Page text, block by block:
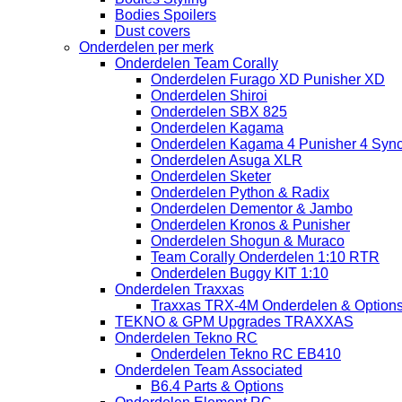
Bodies Spoilers
Dust covers
Onderdelen per merk
Onderdelen Team Corally
Onderdelen Furago XD Punisher XD
Onderdelen Shiroi
Onderdelen SBX 825
Onderdelen Kagama
Onderdelen Kagama 4 Punisher 4
Onderdelen Asuga XLR
Onderdelen Sketer
Onderdelen Python & Radix
Onderdelen Dementor & Jambo
Onderdelen Kronos & Punisher
Onderdelen Shogun & Muraco
Team Corally Onderdelen 1:10 RTR
Onderdelen Buggy KIT 1:10
Onderdelen Traxxas
Traxxas TRX-4M Onderdelen &
TEKNO & GPM Upgrades TRAXXAS
Onderdelen Tekno RC
Onderdelen Tekno RC EB410
Onderdelen Team Associated
B6.4 Parts & Options